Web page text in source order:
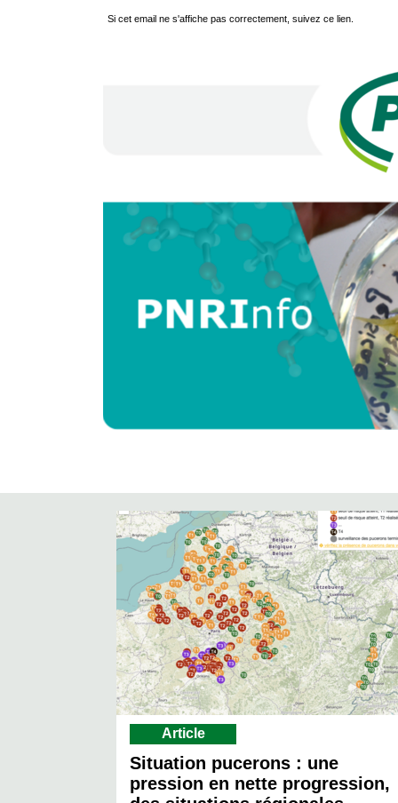
Si cet email ne s'affiche pas correctement, suivez ce lien.
Article
Situation pucerons : une
pression en nette progression,